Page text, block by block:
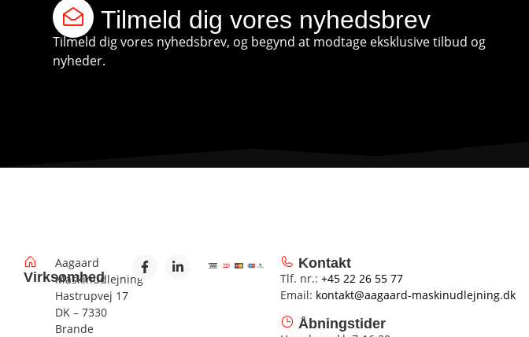
Tilmeld dig vores nyhedsbrev
Tilmeld dig vores nyhedsbrev, og begynd at modtage eksklusive tilbud og
nyheder.
Virksomhed
Aagaard
Maskinudlejning
Hastrupvej 17
DK – 7330
Brande
Kontakt
Tlf. nr.: +45 22 26 55 77
Email: kontakt@aagaard-maskinudlejning.dk
Åbningstider